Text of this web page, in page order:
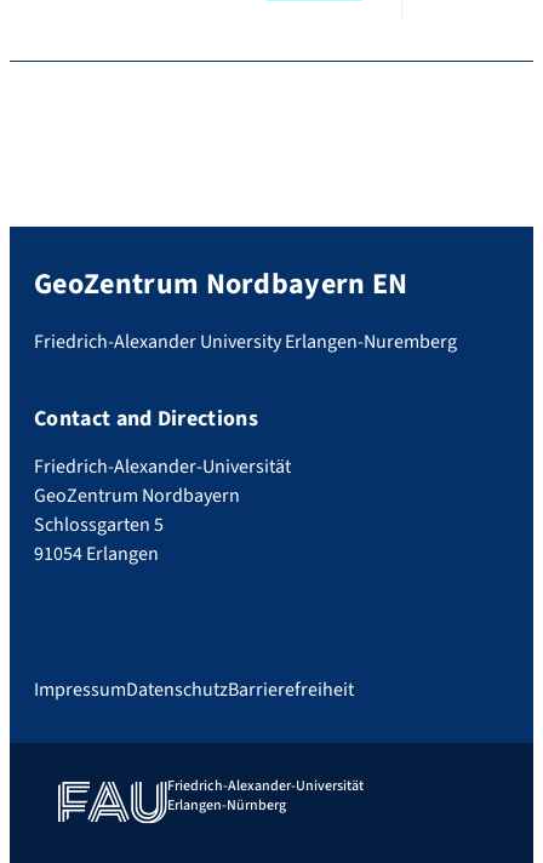
GeoZentrum Nordbayern EN
Friedrich-Alexander University Erlangen-Nuremberg
Contact and Directions
Friedrich-Alexander-Universität
GeoZentrum Nordbayern
Schlossgarten 5
91054 Erlangen
ImpressumDatenschutzBarrierefreiheit
Friedrich-Alexander-Universität
Erlangen-Nürnberg